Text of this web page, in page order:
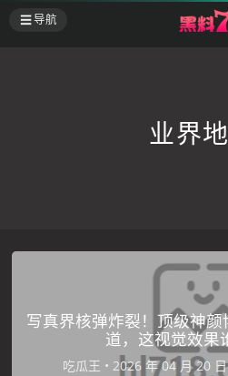
导航
业界
写真界核弹炸裂！顶级神颜
道，这视觉效果
吃瓜王 •